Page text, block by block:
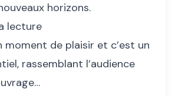
horizons.
lecture
de plaisir et c’est un
rassemblant l’audience